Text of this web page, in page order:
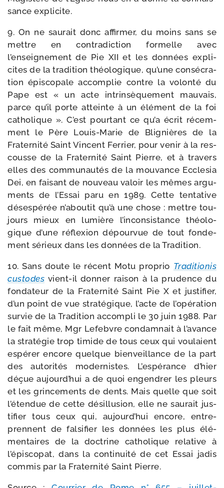
sance explicite.
9. On ne sau­rait donc affir­mer, du moins sans se
mettre en contra­dic­tion for­melle avec
l’enseignement de Pie XII et les don­nées expli­
cites de la tra­di­tion théo­lo­gique, qu’une consé­cra­
tion épis­co­pale accom­plie contre la volon­té du
Pape est « un acte intrin­sè­que­ment mau­vais,
parce qu’il porte atteinte à un élé­ment de la foi
catho­lique ». C’est pour­tant ce qu’a écrit récem­
ment le Père Louis-​Marie de Blignières de la
Fraternité Saint Vincent Ferrier, pour venir à la res­
cousse de la Fraternité Saint Pierre, et à tra­vers
elles des com­mu­nau­tés de la mou­vance Ecclesia
Dei, en fai­sant de nou­veau valoir les mêmes argu­
ments de l’Essai paru en 1989. Cette ten­ta­tive
déses­pé­rée n’a­bou­tit qu’à une chose : mettre tou­
jours mieux en lumière l’inconsistance théo­lo­
gique d’une réflexion dépour­vue de tout fon­de­
ment sérieux dans les don­nées de la Tradition.
10. Sans doute le récent Motu pro­prio Traditionis
cus­todes vient-​il don­ner rai­son à la pru­dence du
fon­da­teur de la Fraternité Saint Pie X et jus­ti­fier,
d’un point de vue stra­té­gique, l’acte de l’opération
sur­vie de la Tradition accom­pli le 30 juin 1988. Par
le fait même, Mgr Lefebvre condam­nait à l’avance
la stra­té­gie trop timide de tous ceux qui vou­laient
espé­rer encore quelque bien­veillance de la part
des auto­ri­tés moder­nistes. L’espérance d’hier
déçue aujourd’hui a de quoi engen­drer les pleurs
et les grin­ce­ments de dents. Mais quelle que soit
l’étendue de cette dés­illu­sion, elle ne sau­rait jus­
ti­fier tous ceux qui, aujourd’hui encore, entre­
prennent de fal­si­fier les don­nées les plus élé­
men­taires de la doc­trine catho­lique rela­tive à
l’épiscopat, dans la conti­nui­té de cet Essai jadis
com­mis par la Fraternité Saint Pierre.